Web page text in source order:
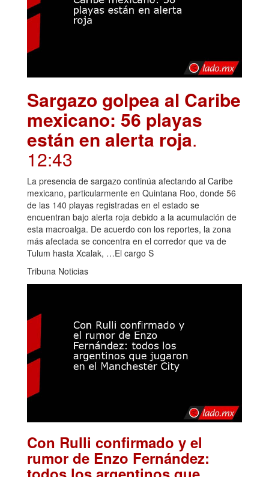
Sargazo golpea al Caribe
mexicano: 56 playas
están en alerta roja.
12:43
La presencia de sargazo continúa afectando al Caribe
mexicano, particularmente en Quintana Roo, donde 56
de las 140 playas registradas en el estado se
encuentran bajo alerta roja debido a la acumulación de
esta macroalga. De acuerdo con los reportes, la zona
más afectada se concentra en el corredor que va de
Tulum hasta Xcalak, …El cargo S
Tribuna Noticias
Con Rulli confirmado y el
rumor de Enzo Fernández: